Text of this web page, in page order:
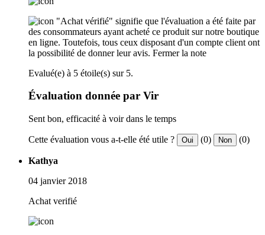
"Achat vérifié" signifie que l'évaluation a été faite par
des consommateurs ayant acheté ce produit sur notre boutique
en ligne. Toutefois, tous ceux disposant d'un compte client ont
la possibilité de donner leur avis. Fermer la note
Evalué(e) à 5 étoile(s) sur 5.
Évaluation donnée par Vir
Sent bon, efficacité à voir dans le temps
Cette évaluation vous a-t-elle été utile ? Oui (0) Non (0)
Kathya
04 janvier 2018
Achat verifié